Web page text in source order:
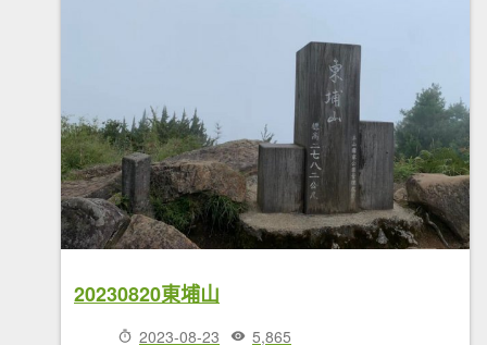
20230820東埔山
2023-08-23 5,865